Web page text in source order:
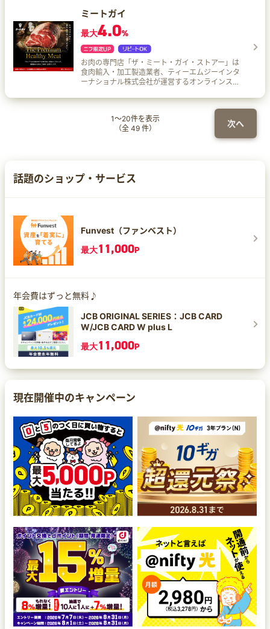
プ、野外フェスなどアウトドア好きな方 食物アレ
ルギーを持つご家族の食事に困っている方 訪日外
国人向けに訴求したい方
ミートガイ
最大4.0%
お肉の専門店「ザ・ミート・ガイ・ストアー」は
食肉輸入・加工製造業者、ティーエムジーインタ
ーナショナル株式会社が運営するオンラインスト
日発送しているので、最短1～2日でお届けできま
なお肉を食べたい方 海外のようなパーティーを自
宅で手軽に開きたい方 とにかくお肉が大好きな方
クリスマス、サンクスギビングなど、海外の文化
1～20件を表示
（全 49件） 次へ
話題のショップ・サービス
Funvest（ファンベスト）
最大11,000P
年会費はずっと無料♪
JCB ORIGINAL SERIES：JCB CARD
W/JCB CARD W plus L
最大11,000P
現在開催中のキャンペーン